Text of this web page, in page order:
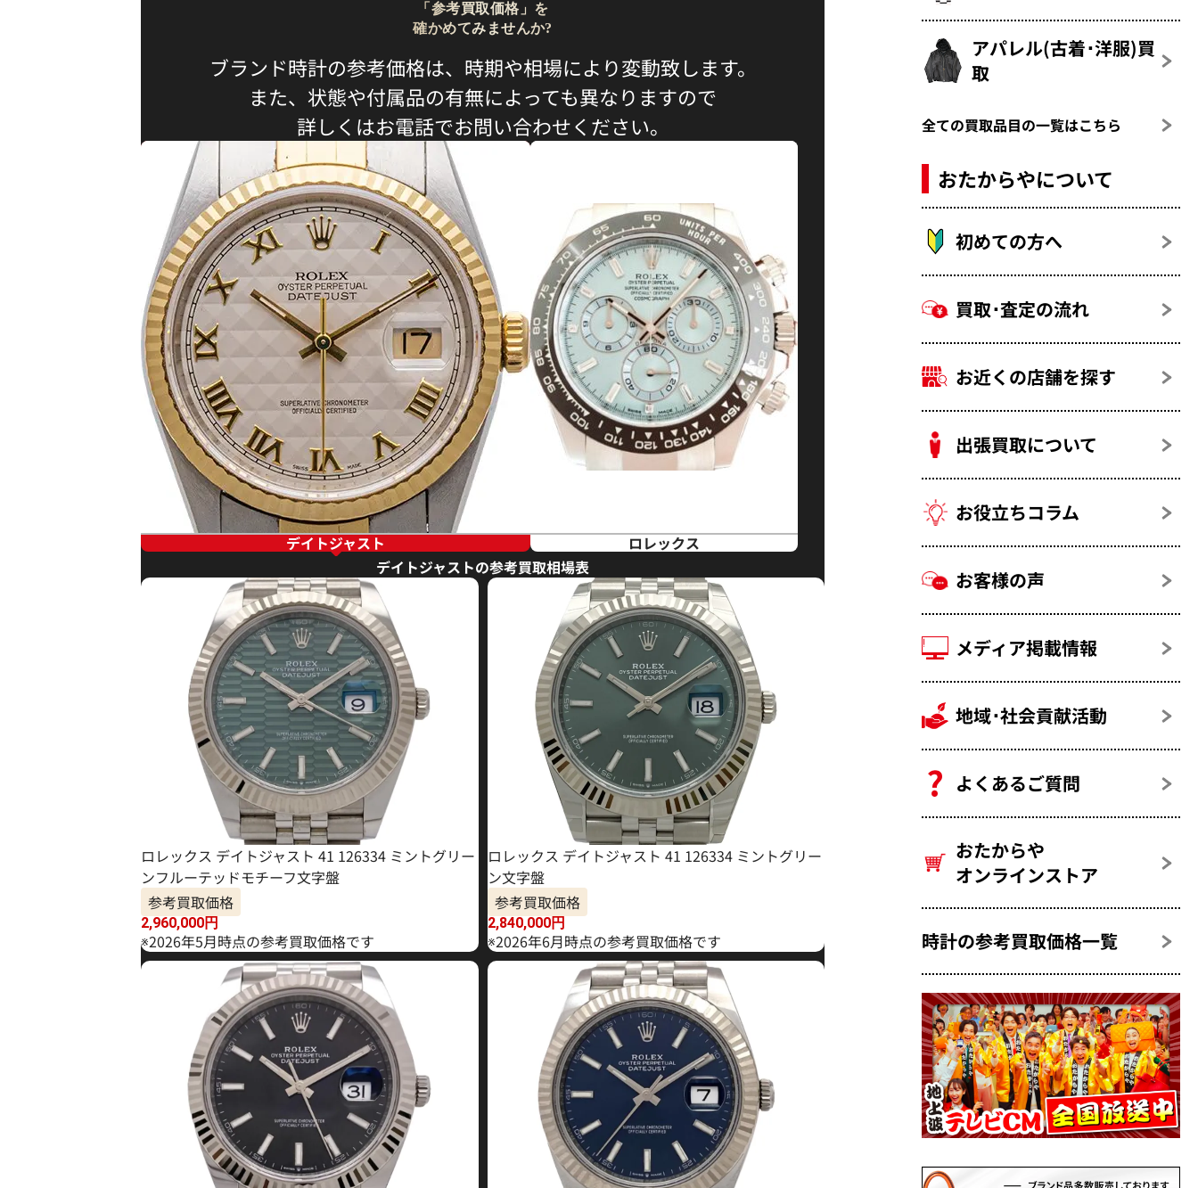
「参考買取価格」を
確かめてみませんか?
ブランド時計の参考価格は、時期や相場により変動致します。
また、状態や付属品の有無によっても異なりますので
詳しくはお電話でお問い合わせください。
デイトジャスト
ロレックス
デイトジャストの参考買取相場表
ロレックス デイトジャスト 41 126334 ミントグリー
ンフルーテッドモチーフ文字盤
参考買取価格
2,960,000円
※2026年5月時点の参考買取価格です
ロレックス デイトジャスト 41 126334 ミントグリー
ン文字盤
参考買取価格
2,840,000円
※2026年6月時点の参考買取価格です
アパレル(古着･洋服)買
取
全ての買取品目の一覧はこちら
おたからやについて
初めての方へ
買取･査定の流れ
お近くの店舗を探す
出張買取について
お役立ちコラム
お客様の声
メディア掲載情報
地域･社会貢献活動
よくあるご質問
おたからや
オンラインストア
時計の参考買取価格一覧